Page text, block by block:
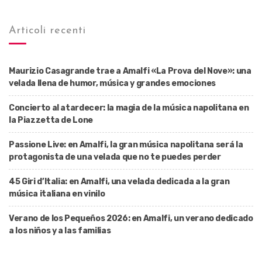
Articoli recenti
Maurizio Casagrande trae a Amalfi «La Prova del Nove»: una
velada llena de humor, música y grandes emociones
Concierto al atardecer: la magia de la música napolitana en
la Piazzetta de Lone
Passione Live: en Amalfi, la gran música napolitana será la
protagonista de una velada que no te puedes perder
45 Giri d’Italia: en Amalfi, una velada dedicada a la gran
música italiana en vinilo
Verano de los Pequeños 2026: en Amalfi, un verano dedicado
a los niños y a las familias